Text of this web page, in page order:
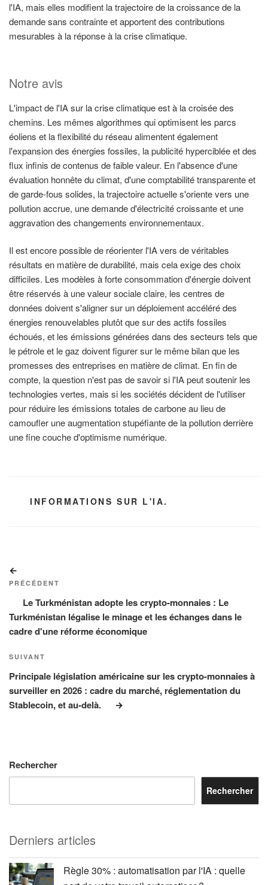
l'IA, mais elles modifient la trajectoire de la croissance de la
demande sans contrainte et apportent des contributions
mesurables à la réponse à la crise climatique.
Notre avis
L'impact de l'IA sur la crise climatique est à la croisée des
chemins. Les mêmes algorithmes qui optimisent les parcs
éoliens et la flexibilité du réseau alimentent également
l'expansion des énergies fossiles, la publicité hyperciblée et des
flux infinis de contenus de faible valeur. En l'absence d'une
évaluation honnête du climat, d'une comptabilité transparente et
de garde-fous solides, la trajectoire actuelle s'oriente vers une
pollution accrue, une demande d'électricité croissante et une
aggravation des changements environnementaux.
Il est encore possible de réorienter l'IA vers de véritables
résultats en matière de durabilité, mais cela exige des choix
difficiles. Les modèles à forte consommation d'énergie doivent
être réservés à une valeur sociale claire, les centres de
données doivent s'aligner sur un déploiement accéléré des
énergies renouvelables plutôt que sur des actifs fossiles
échoués, et les émissions générées dans des secteurs tels que
le pétrole et le gaz doivent figurer sur le même bilan que les
promesses des entreprises en matière de climat. En fin de
compte, la question n'est pas de savoir si l'IA peut soutenir les
technologies vertes, mais si les sociétés décident de l'utiliser
pour réduire les émissions totales de carbone au lieu de
camoufler une augmentation stupéfiante de la pollution derrière
une fine couche d'optimisme numérique.
CATÉGORIES
INFORMATIONS SUR L'IA.
de
l’article
précédent
PRÉCÉDENT
Le Turkménistan adopte les crypto-monnaies : Le
Turkménistan légalise le minage et les échanges dans le
cadre d'une réforme économique
Article
suivant
SUIVANT
Principale législation américaine sur les crypto-monnaies à
surveiller en 2026 : cadre du marché, réglementation du
Stablecoin, et au-delà.
Rechercher
Rechercher
Derniers articles
Règle 30% : automatisation par l'IA : quelle